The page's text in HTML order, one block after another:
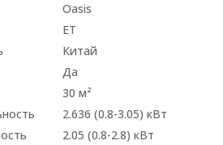
Oasis
ET
Китай
Да
30 м²
2.636 (0.8-3.05) кВт
2.05 (0.8-2.8) кВт